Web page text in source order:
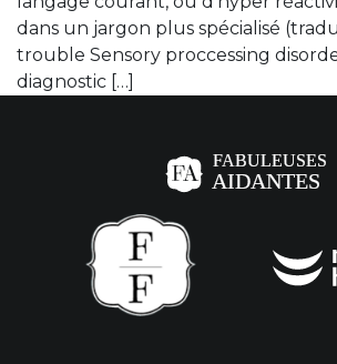
dans un jargon plus spécialisé
trouble Sensory proccessing
diagnostic […]